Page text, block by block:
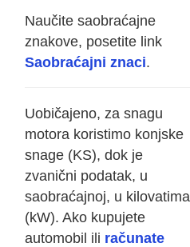
Naučite saobraćajne
znakove, posetite link
Saobraćajni znaci.
Uobičajeno, za snagu
motora koristimo konjske
snage (KS), dok je
zvanični podatak, u
saobraćajnoj, u kilovatima
(kW). Ako kupujete
automobil ili računate